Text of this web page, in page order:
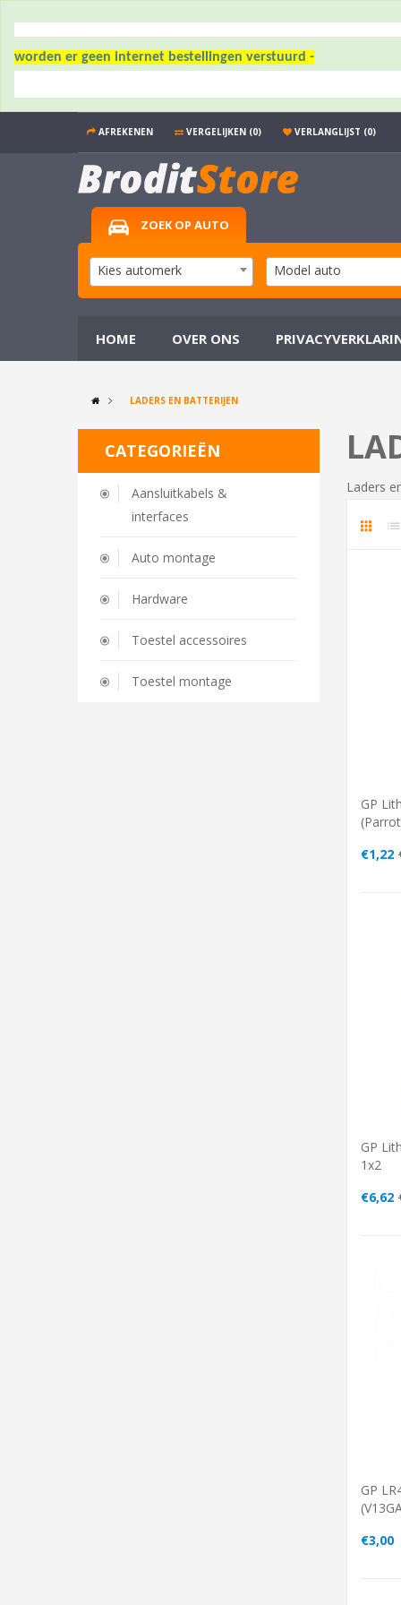
worden er geen internet bestellingen verstuurd -
AFREKENEN VERGELIJKEN (0) VERLANGLIJST (0)
ZOEK OP AUTO
Kies automerk Model auto
HOME OVER ONS
LADERS EN BATTERIJEN
CATEGORIEËN
Aansluitkabels &
interfaces
Auto montage
Hardware
Toestel accessoires
Toestel montage
Laders
GP
€1,22
GP
1x2
€6,62
GP
€3,00